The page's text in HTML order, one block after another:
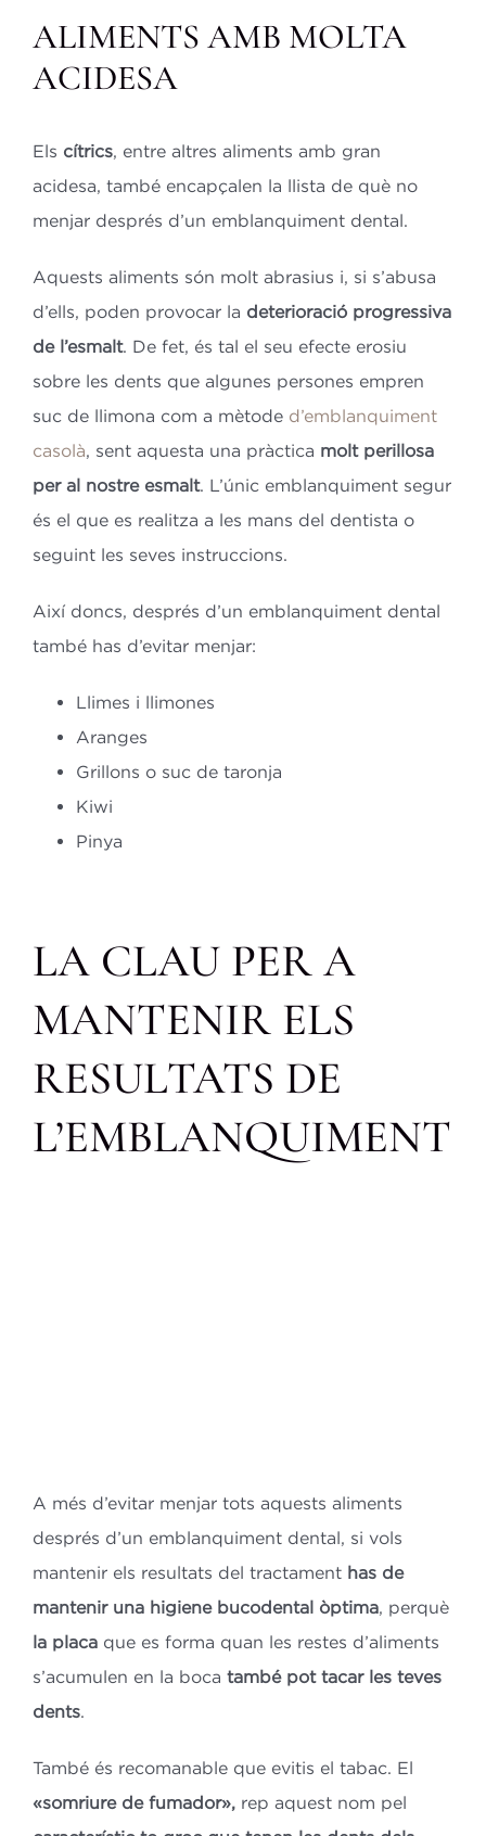
ALIMENTS AMB MOLTA
ACIDESA
Els cítrics, entre altres aliments amb gran
acidesa, també encapçalen la llista de què no
menjar després d’un emblanquiment dental.
Aquests aliments són molt abrasius i, si s’abusa
d’ells, poden provocar la deterioració progressiva
de l’esmalt. De fet, és tal el seu efecte erosiu
sobre les dents que algunes persones empren
suc de llimona com a mètode d’emblanquiment
casolà , sent aquesta una pràctica molt perillosa
per al nostre esmalt. L’únic emblanquiment segur
és el que es realitza a les mans del dentista o
seguint les seves instruccions.
Així doncs, després d’un emblanquiment dental
també has d’evitar menjar:
Llimes i llimones
Aranges
Grillons o suc de taronja
Kiwi
Pinya
LA CLAU PER A
MANTENIR ELS
RESULTATS DE
L’EMBLANQUIMENT
A més d’evitar menjar tots aquests aliments
després d’un emblanquiment dental, si vols
mantenir els resultats del tractament has de
mantenir una higiene bucodental òptima, perquè
la placaque es forma quan les restes d’aliments
s’acumulen en la boca també pot tacar les teves
dents.
També és recomanable que evitis el tabac. El
«somriure de fumador»,rep aquest nom pel